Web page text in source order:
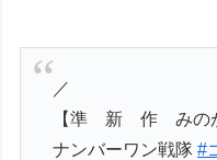
／
【準 新 作 みのが
ナンバーワン戦隊#